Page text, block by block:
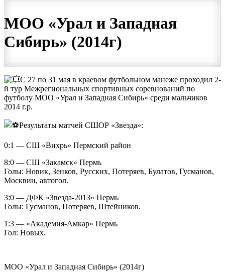
МОО «Урал и Западная
Сибирь» (2014г)
С 27 по 31 мая в краевом футбольном манеже проходил 2-
й тур Межрегиональных спортивных соревнований по
футболу МОО «Урал и Западная Сибирь» среди мальчиков
2014 г.р.
Результаты матчей СШОР «Звезда»:
0:1 — СШ «Вихрь» Пермский район
8:0 — СШ «Закамск» Пермь
Голы: Новик, Зенков, Русских, Потеряев, Булатов, Гусманов,
Москвин, автогол.
3:0 — ДФК «Звезда-2013» Пермь
Голы: Гусманов, Потеряев, Штейников.
1:3 — «Академия-Амкар» Пермь
Гол: Новых.
МОО «Урал и Западная Сибирь» (2014г)